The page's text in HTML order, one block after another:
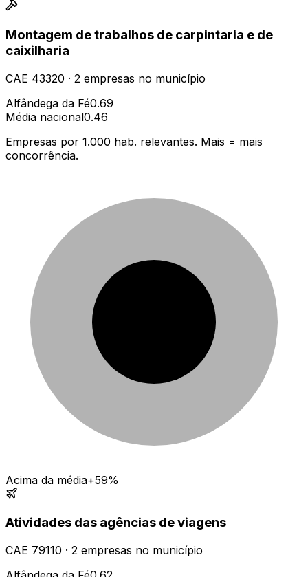
Montagem de trabalhos de carpintaria e de
caixilharia
CAE 43320 · 2 empresas no município
Alfândega da Fé0.69
Média nacional0.46
Empresas por 1.000 hab. relevantes. Mais = mais
concorrência.
Acima da média+59%
Atividades das agências de viagens
CAE 79110 · 2 empresas no município